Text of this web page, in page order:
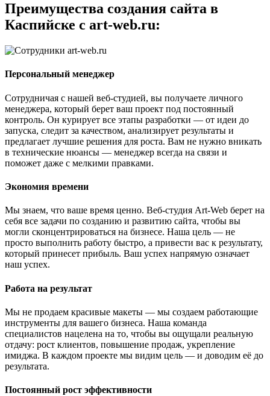
Преимущества создания сайта в
Каспийске с art-web.ru:
Персональный менеджер
Сотрудничая с нашей веб-студией, вы получаете личного
менеджера, который берет ваш проект под постоянный
контроль. Он курирует все этапы разработки — от идеи до
запуска, следит за качеством, анализирует результаты и
предлагает лучшие решения для роста. Вам не нужно вникать
в технические нюансы — менеджер всегда на связи и
поможет даже с мелкими правками.
Экономия времени
Мы знаем, что ваше время ценно. Веб-студия Art-Web берет на
себя все задачи по созданию и развитию сайта, чтобы вы
могли сконцентрироваться на бизнесе. Наша цель — не
просто выполнить работу быстро, а привести вас к результату,
который принесет прибыль. Ваш успех напрямую означает
наш успех.
Работа на результат
Мы не продаем красивые макеты — мы создаем работающие
инструменты для вашего бизнеса. Наша команда
специалистов нацелена на то, чтобы вы ощущали реальную
отдачу: рост клиентов, повышение продаж, укрепление
имиджа. В каждом проекте мы видим цель — и доводим её до
результата.
Постоянный рост эффективности